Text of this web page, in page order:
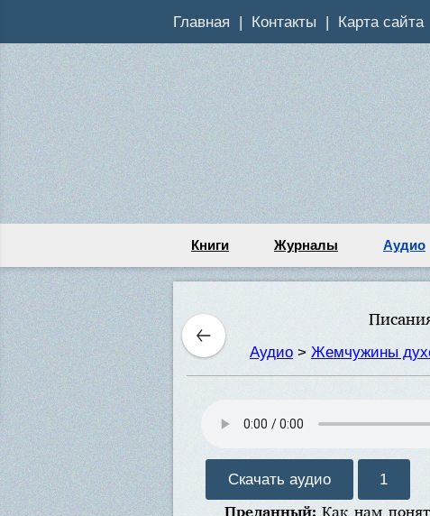
Главная Контакты Карта сайта
Книги Журналы Аудио
Аудио > Жемчужины
Скачать аудио 1
Преданный: Как нам